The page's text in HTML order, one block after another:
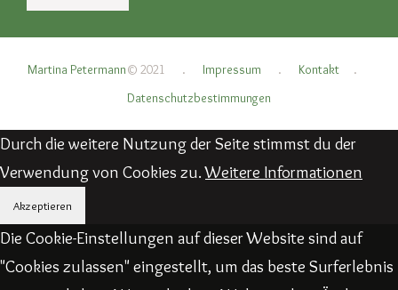
Martina Petermann© 2021 . Impressum . Kontakt
.
Datenschutzbestimmungen
Durch die weitere Nutzung der Seite stimmst du der
Verwendung von Cookies zu.Weitere Informationen
Akzeptieren
Die Cookie-Einstellungen auf dieser Website sind auf
"Cookies zulassen" eingestellt, um das beste Surferlebnis